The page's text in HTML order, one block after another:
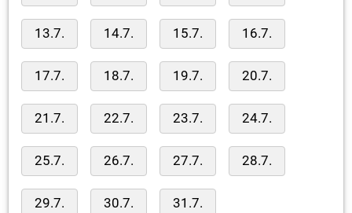
13.7. 14.7. 15.7. 16.7.
17.7. 18.7. 19.7. 20.7.
21.7. 22.7. 23.7. 24.7.
25.7. 26.7. 27.7. 28.7.
29.7. 30.7. 31.7.